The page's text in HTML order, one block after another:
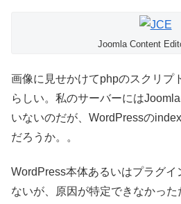
Joomla Content
画像に見せかけてphpのスクリプ
らしい。私のサーバーには
いないのだが、WordPressの
だろうか。。
WordPress本体あるいはプラグ
ないが、原因が特定できなかっ